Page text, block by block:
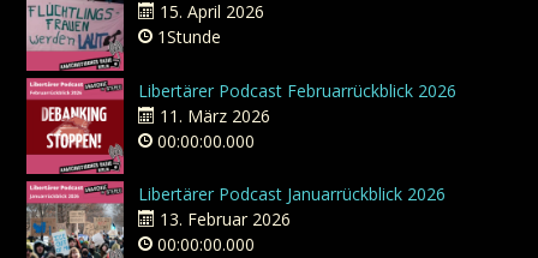
15. April 2026
1Stunde
Libertärer Podcast Februarrückblick 2026
11. März 2026
00:00:00.000
Libertärer Podcast Januarrückblick 2026
13. Februar 2026
00:00:00.000